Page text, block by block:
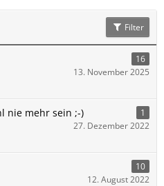
Filter
16
13. November 2025
nie mehr sein ;-) 1
27. Dezember 2022
10
12. August 2022